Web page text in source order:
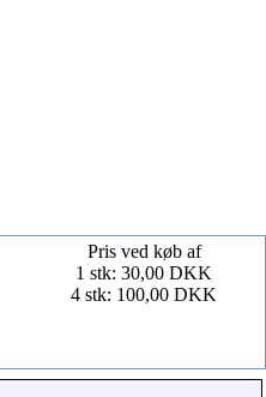
Pris ved køb af
1 stk: 30,00 DKK
4 stk: 100,00 DKK